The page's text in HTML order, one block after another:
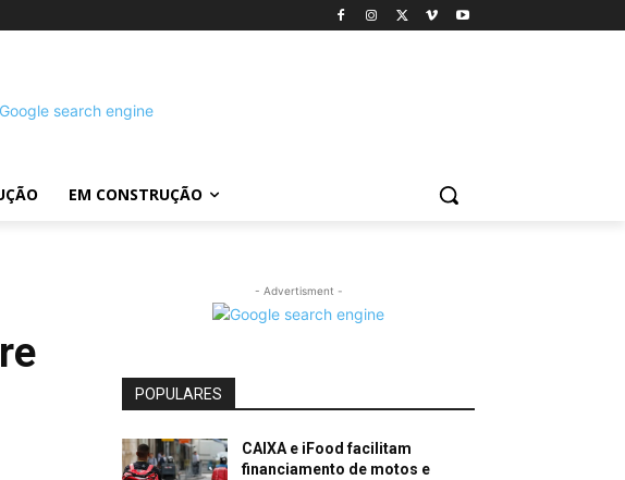
EM CONSTRUÇÃO
- Advertisment -
POPULARES
CAIXA e iFood facilitam
financiamento de motos e